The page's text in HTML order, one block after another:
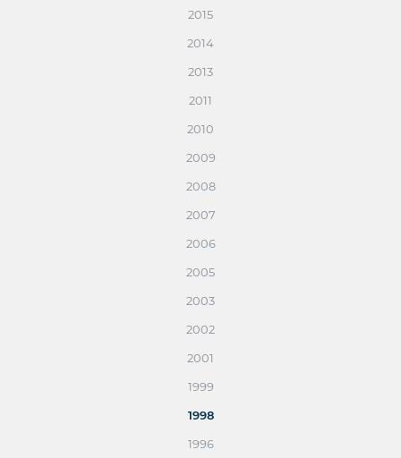
2015
2014
2013
2011
2010
2009
2008
2007
2006
2005
2003
2002
2001
1999
1998
1996